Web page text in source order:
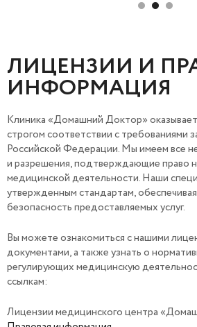
ЛИЦЕНЗИИ И
ИНФОРМАЦИЯ
Клиника «Домашний Доктор»
строгом соответствии с требованиями
Российской Федерации. Мы имеем все
и разрешения, подтверждающие право
медицинской деятельности. Наши
утвержденным стандартам,
безопасность предоставляемых услуг.
Вы можете ознакомиться с нашими
документами, а также узнать о
регулирующих медицинскую
ссылкам:
Лицензии медицинского центра